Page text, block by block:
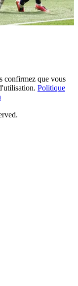
confirmez que vous
Politique